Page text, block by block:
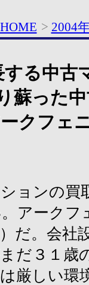
> 2004
する中古
蘇った
クフェ
ョンの買
アークフ
だ。会社
まだ３１
厳しい環